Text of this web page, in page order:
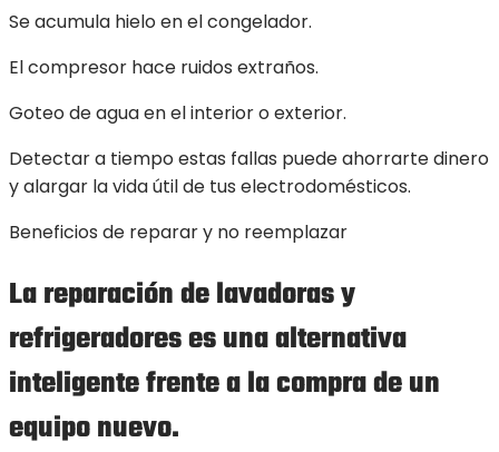
Se acumula hielo en el congelador.
El compresor hace ruidos extraños.
Goteo de agua en el interior o exterior.
Detectar a tiempo estas fallas puede ahorrarte dinero
y alargar la vida útil de tus electrodomésticos.
Beneficios de reparar y no reemplazar
La reparación de lavadoras y
refrigeradores es una alternativa
inteligente frente a la compra de un
equipo nuevo.